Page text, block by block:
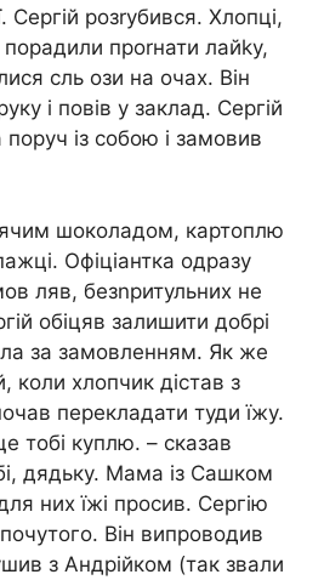
Сергій розrубився. Хлопці,
проrнати лайkу,
сль ози на очах. Він
і повів у заклад. Сергій
із собою і замовив
шоколадом, картоплю
Офіціантка одразу
ляв, безnритульних не
обіцяв залишити добрі
за замовленням. Як же
коли хлопчик дістав з
перекладати туди їжу.
тобі куплю. – сказав
дядьку. Мама із Сашком
них їжі просив. Сергію
Він випроводив
з Андрійком (так звали